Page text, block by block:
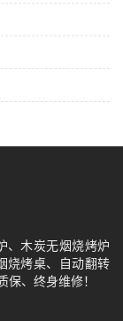
、木炭无烟烧烤炉
烧烤桌、自动翻转
保、终身维修！